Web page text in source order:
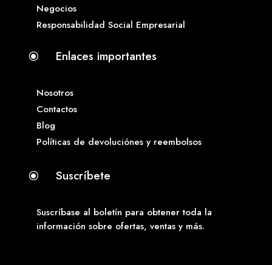
Negocios
Responsabilidad Social Empresarial
\ Enlaces importantes
Nosotros
Contactos
Blog
Políticas de devoluciónes y reembolsos
\ Suscríbete
Suscríbase al boletín para obtener toda la
información sobre ofertas, ventas y más.